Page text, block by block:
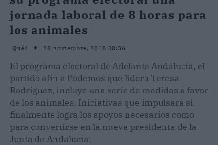
jornada laboral de 8 horas para
los animales
Qué! 28 noviembre, 2018 08:36
El programa electoral de Adelante Andalucía, el
partido afín a Podemos que lidera Teresa
Rodríguez, incluye una serie de medidas a favor
de los animales. Iniciativas que impulsará si
finalmente logra los apoyos necesarios como
para convertirse en la nueva presidenta de la
Junta de Andalucía.